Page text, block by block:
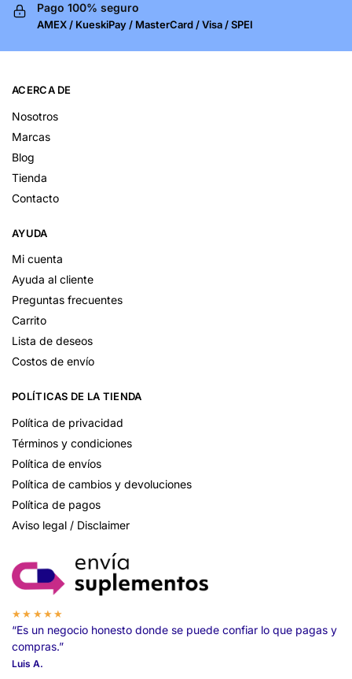
Pago 100% seguro
AMEX / KueskiPay / MasterCard / Visa / SPEI
ACERCA DE
Nosotros
Marcas
Blog
Tienda
Contacto
AYUDA
Mi cuenta
Ayuda al cliente
Preguntas frecuentes
Carrito
Lista de deseos
Costos de envío
POLÍTICAS DE LA TIENDA
Política de privacidad
Términos y condiciones
Política de envíos
Política de cambios y devoluciones
Política de pagos
Aviso legal / Disclaimer
★★★★★
“Es un negocio honesto donde se puede confiar lo que pagas y
compras.”
Luis A.